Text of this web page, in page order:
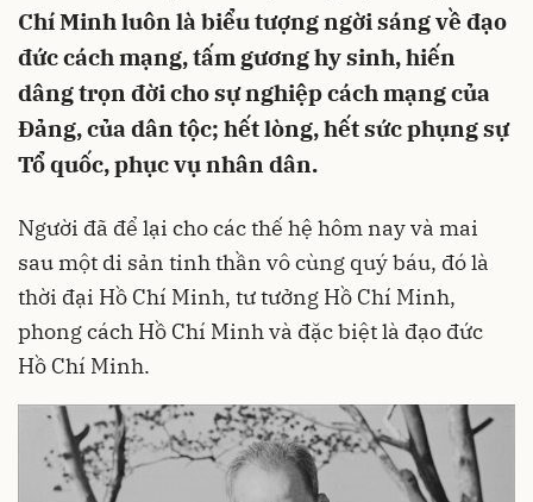
Chí Minh luôn là biểu tượng ngời sáng về đạo
đức cách mạng, tấm gương hy sinh, hiến
dâng trọn đời cho sự nghiệp cách mạng của
Đảng, của dân tộc; hết lòng, hết sức phụng sự
Tổ quốc, phục vụ nhân dân.
Người đã để lại cho các thế hệ hôm nay và mai
sau một di sản tinh thần vô cùng quý báu, đó là
thời đại Hồ Chí Minh, tư tưởng Hồ Chí Minh,
phong cách Hồ Chí Minh và đặc biệt là đạo đức
Hồ Chí Minh.
Hủy Gửi